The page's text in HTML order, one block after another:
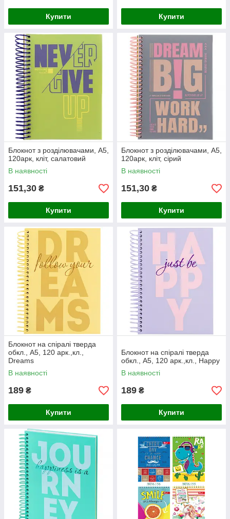
Купити Купити
Блокнот з розділювачами, А5,
120арк, кліт, салатовий
В наявності
151,30 ₴
Купити
Блокнот з розділювачами, А5,
120арк, кліт, сірий
В наявності
151,30 ₴
Купити
Блокнот на спіралі тверда
обкл., А5, 120 арк.,кл.,
Dreams
В наявності
189 ₴
Купити
Блокнот на спіралі тверда
обкл., А5, 120 арк.,кл., Happy
В наявності
189 ₴
Купити